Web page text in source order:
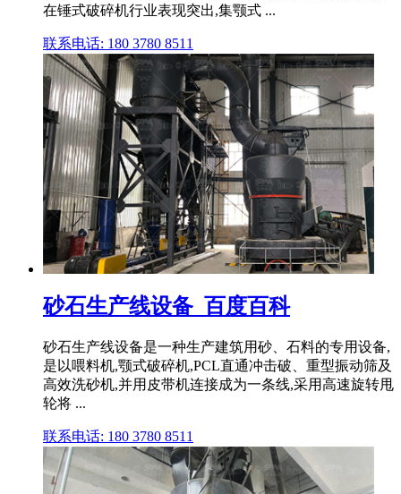
在锤式破碎机行业表现突出,集颚式 ...
联系电话: 180 3780 8511
砂石生产线设备_百度百科
砂石生产线设备是一种生产建筑用砂、石料的专用设备,
是以喂料机,颚式破碎机,PCL直通冲击破、重型振动筛及
高效洗砂机,并用皮带机连接成为一条线,采用高速旋转甩
轮将 ...
联系电话: 180 3780 8511